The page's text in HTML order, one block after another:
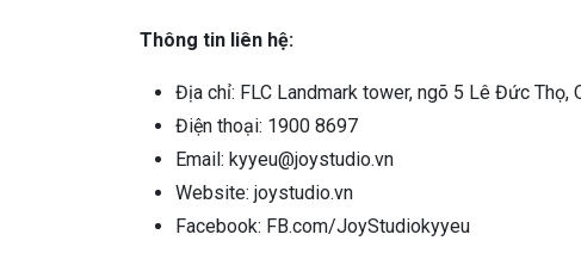
Thông tin liên hệ:
Địa chỉ: FLC Landmark tower, ngõ 5 Lê Đức Thọ,
Điện thoại: 1900 8697
Email: kyyeu@joystudio.vn
Website: joystudio.vn
Facebook: FB.com/JoyStudiokyyeu